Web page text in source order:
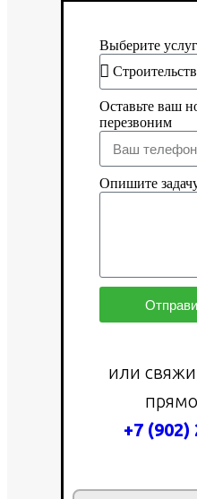
Выберите
Оставьте ваш
перезвоним
Опишите
или
+7 (902)